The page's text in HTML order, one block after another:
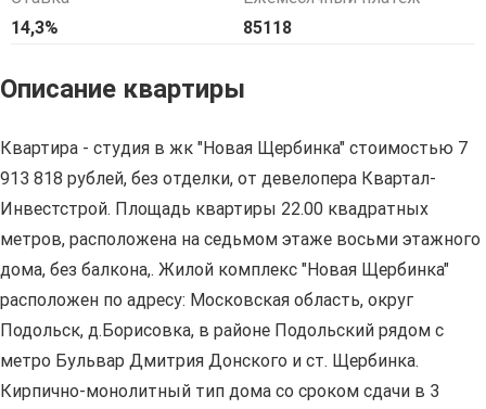
14,3%
85118
Описание квартиры
Квартира - студия в жк "Новая Щербинка" стоимостью 7
913 818 рублей, без отделки, от девелопера Квартал-
Инвестстрой. Площадь квартиры 22.00 квадратных
метров, расположена на седьмом этаже восьми этажного
дома, без балкона,. Жилой комплекс "Новая Щербинка"
расположен по адресу: Московская область, округ
Подольск, д.Борисовка, в районе Подольский рядом с
метро Бульвар Дмитрия Донского и ст. Щербинка.
Кирпично-монолитный тип дома со сроком сдачи в 3